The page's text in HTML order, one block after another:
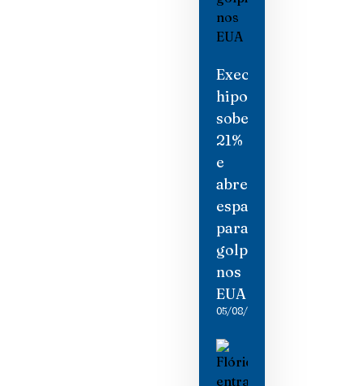
Execuções
hipotecárias
sobem
21%
e
abrem
espaço
para
golpistas
nos
EUA
05/08/2026